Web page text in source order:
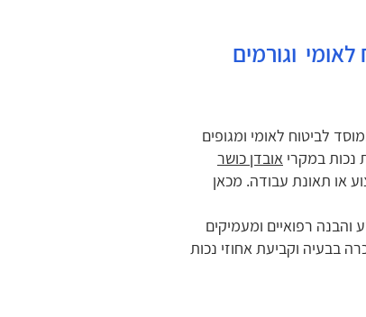
לאומי וגורמים
לביטוח לאומי ומגופים
נכות במקרי אובדן כושר
או תאונת עבודה. מכאן
והבנה רפואיים ומעמיקים
בבעיה וקביעת אחוזי נכות